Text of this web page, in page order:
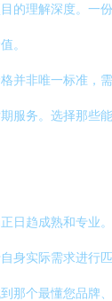
的理解深度。一
。
格并非唯一标准，
服务。选择那些
日趋成熟和专业
身实际需求进行
那个最懂您品牌